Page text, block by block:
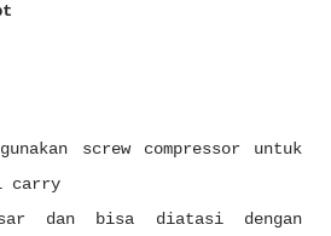
screw compressor untuk
carry
dan bisa diatasi dengan